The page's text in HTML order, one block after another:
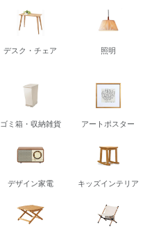
デスク・チェア 照明
ゴミ箱・収納雑貨 アートポスター
デザイン家電 キッズインテリア